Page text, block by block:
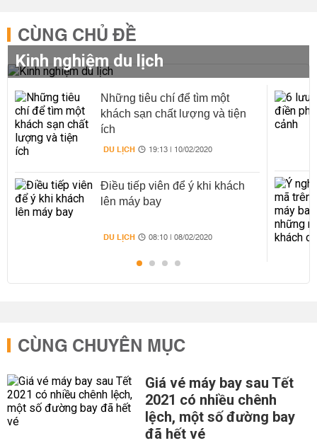
CÙNG CHỦ ĐỀ
Kinh nghiệm du lịch
Những tiêu chí để tìm một
khách sạn chất lượng và tiện
ích
DU LỊCH 19:13 | 10/02/2020
Điều tiếp viên để ý khi khách
lên máy bay
DU LỊCH 08:10 | 08/02/2020
CÙNG CHUYÊN MỤC
Giá vé máy bay sau Tết
2021 có nhiều chênh
lệch, một số đường bay
đã hết vé